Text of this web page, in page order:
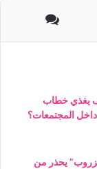
يغذي خطاب
داخل المجتمعات؟
يحذر من